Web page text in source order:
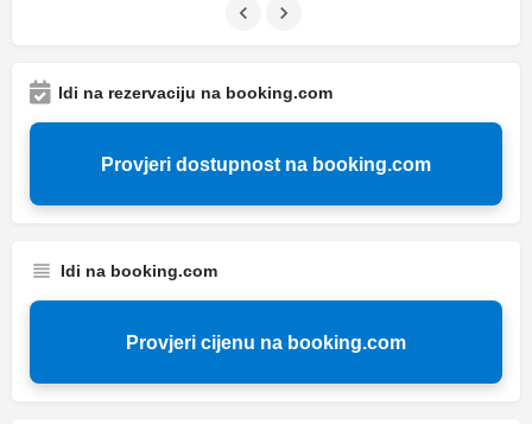
Idi na rezervaciju na booking.com
Provjeri dostupnost na booking.com
Idi na booking.com
Provjeri cijenu na booking.com